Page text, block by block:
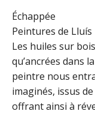
Échappée
Peintures de Lluís
Les huiles sur
qu’ancrées dans
peintre nous
imaginés, issus
offrant ainsi à